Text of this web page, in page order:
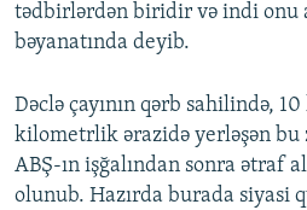
tədbirlərdən biridir və indi onu
bəyanatında deyib.
Dəclə çayının qərb sahilində,
kilometrlik ərazidə yerləşən bu
ABŞ-ın işğalından sonra ətraf
olunub. Hazırda burada siyasi